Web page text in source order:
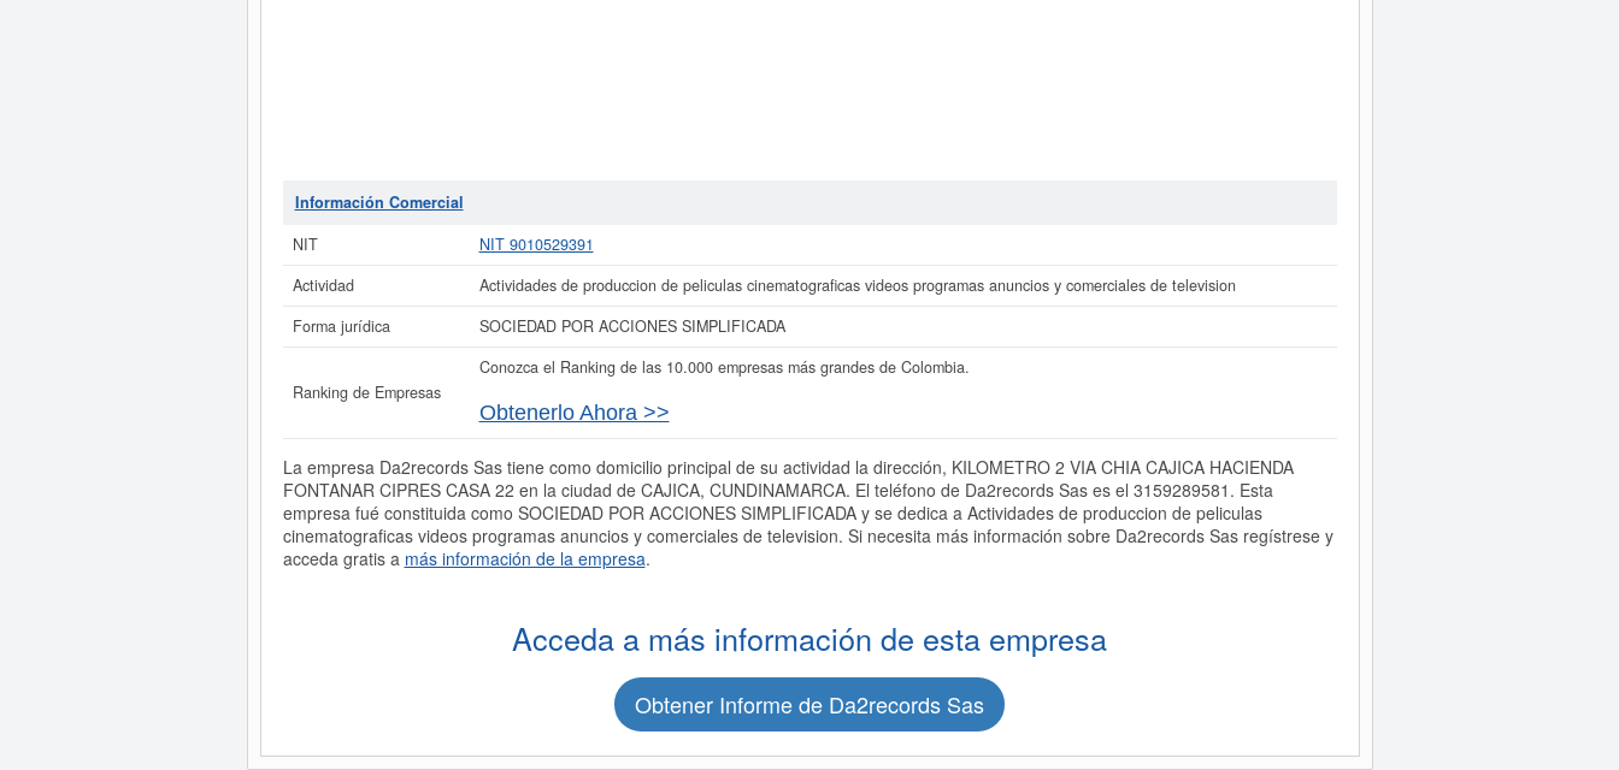
Información Comercial
NIT
NIT 9010529391
Actividad
Actividades de produccion de peliculas cinematograficas videos programas anuncios y comerciales de television
Forma jurídica
SOCIEDAD POR ACCIONES SIMPLIFICADA
Ranking de Empresas
Conozca el Ranking de las 10.000 empresas más grandes de Colombia.
Obtenerlo Ahora >>
La empresa Da2records Sas tiene como domicilio principal de su actividad la dirección, KILOMETRO 2 VIA CHIA CAJICA HACIENDA
FONTANAR CIPRES CASA 22 en la ciudad de CAJICA, CUNDINAMARCA. El teléfono de Da2records Sas es el 3159289581. Esta
empresa fué constituida como SOCIEDAD POR ACCIONES SIMPLIFICADA y se dedica a Actividades de produccion de peliculas
cinematograficas videos programas anuncios y comerciales de television. Si necesita más información sobre Da2records Sas regístrese y
acceda gratis a más información de la empresa.
Acceda a más información de esta empresa
Obtener Informe de Da2records Sas